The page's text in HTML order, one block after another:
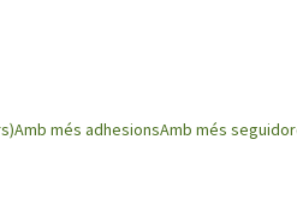
Amb més adhesionsAmb més